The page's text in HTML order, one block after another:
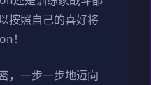
按照自己的喜好将
！
，一步一步地迈向